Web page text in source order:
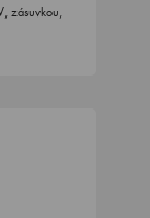
zásuvkou,